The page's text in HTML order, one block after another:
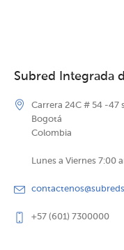
Subred Integrada
Carrera 24C # 54 -47
Bogotá
Colombia
Lunes a Viernes 7:00
+57 (601) 7300000